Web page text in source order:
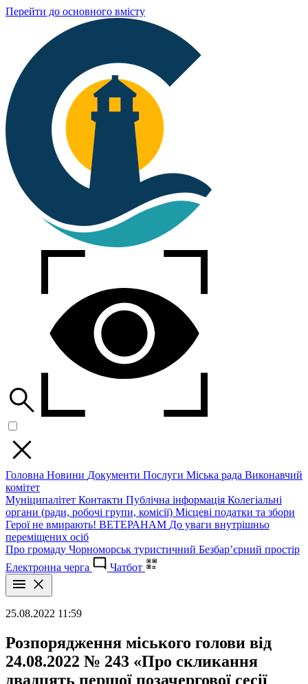
Перейти до основного вмісту
Головна Новини Документи Послуги Міська рада Виконавчий
комітет
Муніципалітет Контакти Публічна інформація Колегіальні
органи (ради, робочі групи, комісії) Місцеві податки та збори
Герої не вмирають! ВЕТЕРАНАМ До уваги внутрішньо
переміщених осіб
Про громаду Чорноморськ туристичний Безбар’єрний простір
Електронна черга
Чатбот
25.08.2022 11:59
Розпорядження міського голови від
24.08.2022 № 243 «Про скликання
двадцять першої позачергової сесії